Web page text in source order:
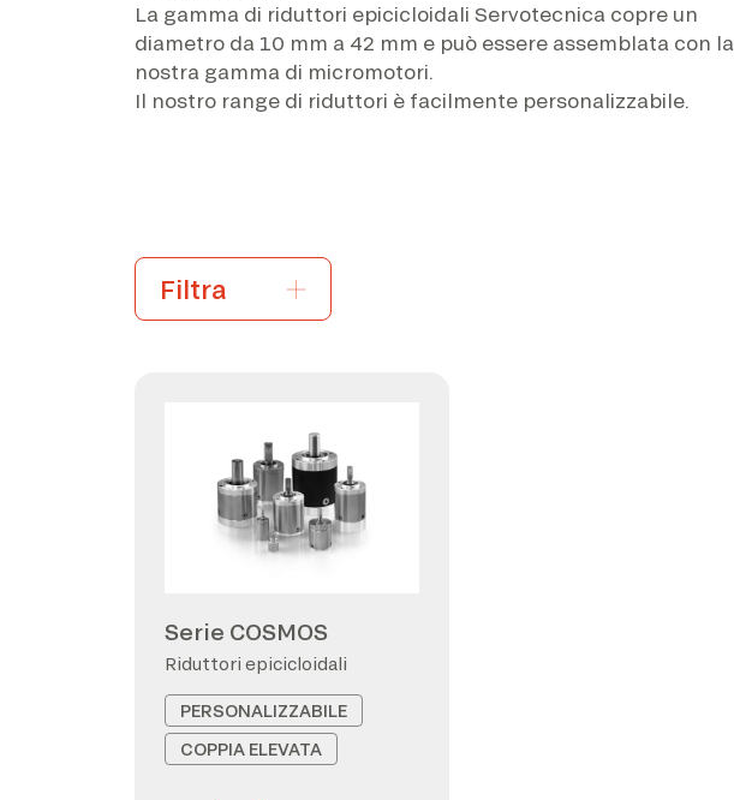
La gamma di riduttori epicicloidali Servotecnica copre un
diametro da 10 mm a 42 mm e può essere assemblata con la
nostra gamma di micromotori.
Il nostro range di riduttori è facilmente personalizzabile.
Serie COSMOS
Riduttori epicicloidali
PERSONALIZZABILE
COPPIA ELEVATA